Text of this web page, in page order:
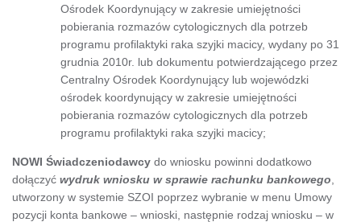
Ośrodek Koordynujący w zakresie umiejętności
pobierania rozmazów cytologicznych dla potrzeb
programu profilaktyki raka szyjki macicy, wydany po 31
grudnia 2010r. lub dokumentu potwierdzającego przez
Centralny Ośrodek Koordynujący lub wojewódzki
ośrodek koordynujący w zakresie umiejętności
pobierania rozmazów cytologicznych dla potrzeb
programu profilaktyki raka szyjki macicy;
NOWI Świadczeniodawcy do wniosku powinni dodatkowo
dołączyć wydruk wniosku w sprawie rachunku bankowego
utworzony w systemie SZOI poprzez wybranie w menu Umowy
pozycji konta bankowe – wnioski, następnie rodzaj wniosku – w